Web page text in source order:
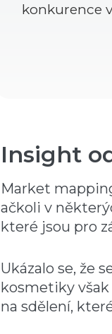
konkurence
Insight
Market
ačkoli v
které jsou pro
Ukázalo se, že
kosmetiky
na sdělení,